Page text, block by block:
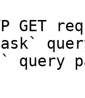
GET
query